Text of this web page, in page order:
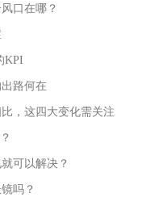
口在哪？
KPI
路何在
，这四大变化需关注
可以解决？
吗？